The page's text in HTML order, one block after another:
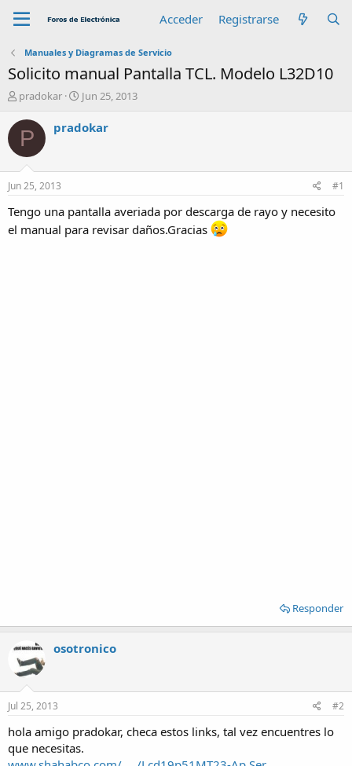
Acceder Registrarse
Manuales y Diagramas de Servicio
Solicito manual Pantalla TCL. Modelo L32D10
A
t
o
r
pradokar
F
c
n
c
Jun 25, 2013
P pradokar
Jun 25, 2013 #1
Tengo una pantalla averiada por descarga de rayo y necesito
el manual para revisar daños.Gracias
Responder
osotronico
Jul 25, 2013 #2
hola amigo pradokar, checa estos links, tal vez encuentres lo
que necesitas.